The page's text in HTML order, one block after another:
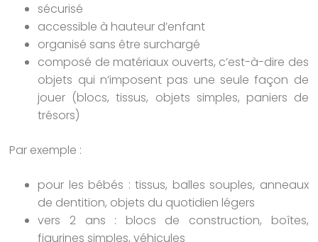
sécurisé
accessible à hauteur d’enfant
organisé sans être surchargé
composé de matériaux ouverts, c’est-à-dire des
objets qui n’imposent pas une seule façon de
jouer (blocs, tissus, objets simples, paniers de
trésors)
Par exemple :
pour les bébés : tissus, balles souples, anneaux
de dentition, objets du quotidien légers
vers 2 ans : blocs de construction, boîtes,
figurines simples, véhicules